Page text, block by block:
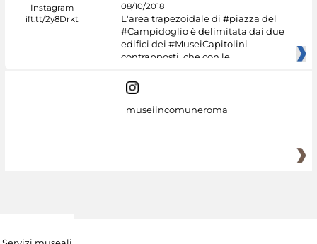
08/10/2018
L'area trapezoidale di #piazza del
#Campidoglio è delimitata dai due
edifici dei #MuseiCapitolini
contrapposti, che con le
museiincomuneroma